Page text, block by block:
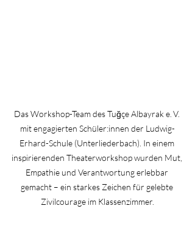
Das Workshop-Team des Tuğçe Albayrak e. V.
mit engagierten Schüler:innen der Ludwig-
Erhard-Schule (Unterliederbach) . In einem
inspirierenden Theaterworkshop wurden Mut,
Empathie und Verantwortung erlebbar
gemacht – ein starkes Zeichen für gelebte
Zivilcourage im Klassenzimmer.